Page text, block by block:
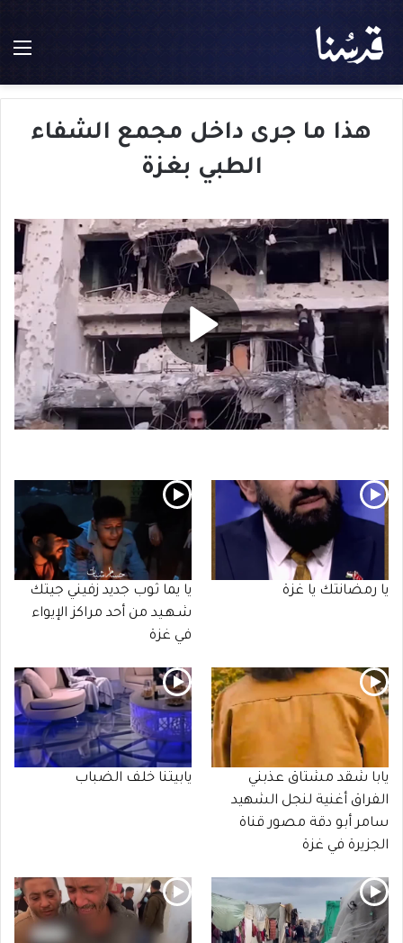
هذا ما جرى داخل مجمع الشفاء
الطبي بغزة
يا رمضانتك يا غزة
يا يما ثوب جديد زفيني جيتك
شـهـيد من أحد مراكز الإيواء
في غزة
يابا شقد مشتاق عذبني
الفراق أغنية لنجل الشهيد
سامر أبو دقة مصور قناة
الجزيرة في غزة
يابيتنا خلف الضباب